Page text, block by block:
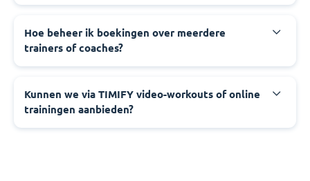
Hoe beheer ik boekingen over meerdere
trainers of coaches?
Kunnen we via TIMIFY video-workouts of online
trainingen aanbieden?